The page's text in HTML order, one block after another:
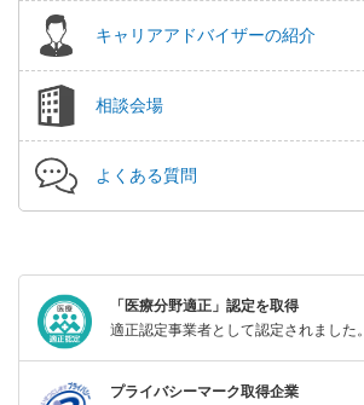
キャリアアドバイザーの紹介
相談会場
よくある質問
「医療分野適正」認定を取得
適正認定事業者として認定されました。
プライバシーマーク取得企業